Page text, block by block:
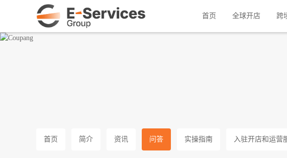
首页 全球开店 跨
韩国头部跨境电商
首页 简介 资讯 问答 实操指南 入驻开店和运营